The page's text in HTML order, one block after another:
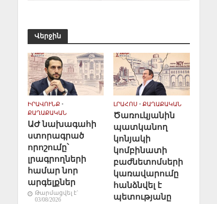
Վերջին
ԻՐԱՎՈՒՆՔ •
ՔԱՂԱՔԱԿԱՆ
ԱԺ նախագահի
ստորագրած
որոշումը՝
լրագրողների
համար նոր
արգելքներ
Թարմացվել է`
03/08/2026
ԼՐԱՀՈՍ • ՔԱՂԱՔԱԿԱՆ
Ծառուկյանին
պատկանող
կոնյակի
կոմբինատի
բաժնետոմսերի
կառավարումը
հանձնվել է
պետությանը